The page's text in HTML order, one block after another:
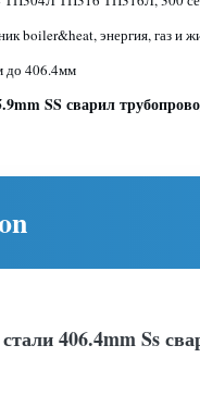
boiler&heat, энергия, газ и
до 406.4мм
SS сварил
406.4mm Ss